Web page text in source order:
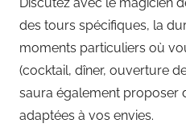
Discutez avec le magicien
des tours spécifiques, la
moments particuliers où
(cocktail, dîner, ouverture
saura également proposer
adaptées à vos envies.